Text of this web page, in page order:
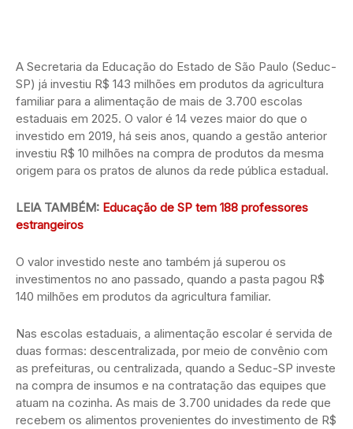
A Secretaria da Educação do Estado de São Paulo (Seduc-
SP) já investiu R$ 143 milhões em produtos da agricultura
familiar para a alimentação de mais de 3.700 escolas
estaduais em 2025. O valor é 14 vezes maior do que o
investido em 2019, há seis anos, quando a gestão anterior
investiu R$ 10 milhões na compra de produtos da mesma
origem para os pratos de alunos da rede pública estadual.
LEIA TAMBÉM: Educação de SP tem 188 professores
estrangeiros
O valor investido neste ano também já superou os
investimentos no ano passado, quando a pasta pagou R$
140 milhões em produtos da agricultura familiar.
Nas escolas estaduais, a alimentação escolar é servida de
duas formas: descentralizada, por meio de convênio com
as prefeituras, ou centralizada, quando a Seduc-SP investe
na compra de insumos e na contratação das equipes que
atuam na cozinha. As mais de 3.700 unidades da rede que
recebem os alimentos provenientes do investimento de R$